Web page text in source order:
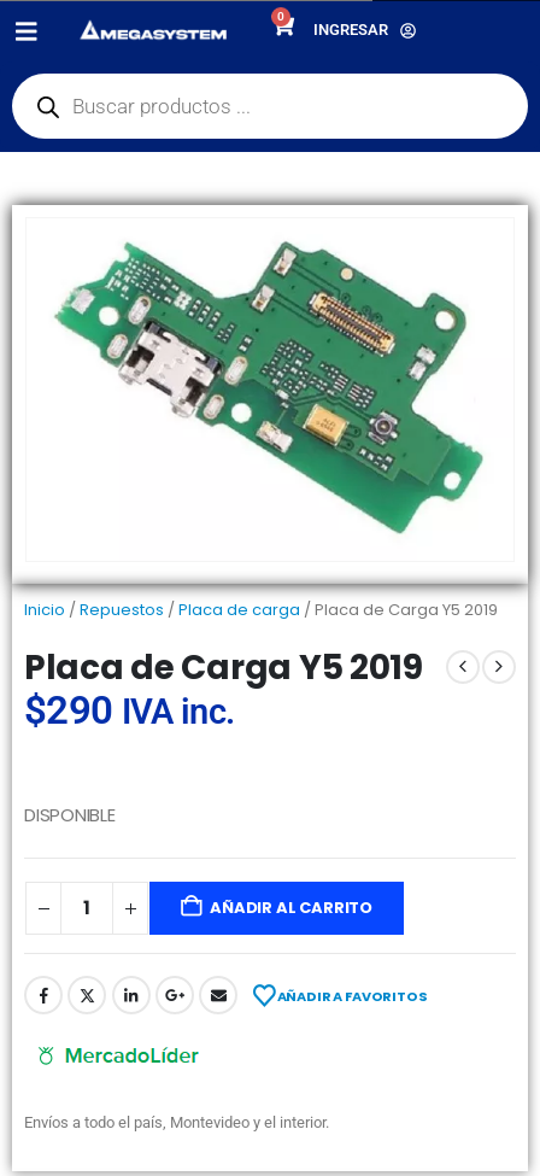
0
INGRESAR
PRODUCTOSREPUESTOS
PLACA DE CARGA
Inicio /Repuestos /Placa de carga / Placa de Carga Y5 2019
Placa de Carga Y5 2019
$290 IVA inc.
DISPONIBLE
AÑADIR AL CARRITO
AÑADIR A FAVORITOS
Envíos a todo el país, Montevideo y el interior.